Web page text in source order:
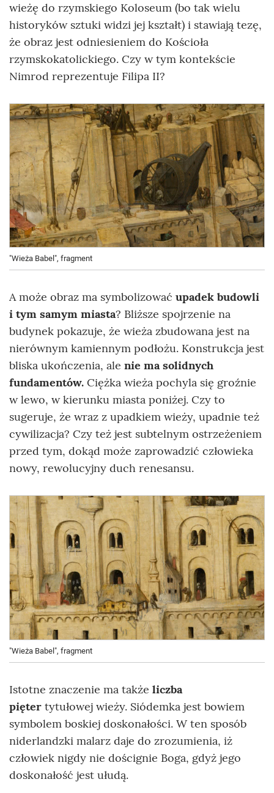
wieżę do rzymskiego Koloseum (bo tak wielu
historyków sztuki widzi jej kształt) i stawiają tezę,
że obraz jest odniesieniem do Kościoła
rzymskokatolickiego. Czy w tym kontekście
Nimrod reprezentuje Filipa II?
"Wieża Babel", fragment
A może obraz ma symbolizować upadek budowli
i tym samym miasta? Bliższe spojrzenie na
budynek pokazuje, że wieża zbudowana jest na
nierównym kamiennym podłożu. Konstrukcja jest
bliska ukończenia, ale nie ma solidnych
fundamentów. Ciężka wieża pochyla się groźnie
w lewo, w kierunku miasta poniżej. Czy to
sugeruje, że wraz z upadkiem wieży, upadnie też
cywilizacja? Czy też jest subtelnym ostrzeżeniem
przed tym, dokąd może zaprowadzić człowieka
nowy, rewolucyjny duch renesansu.
"Wieża Babel", fragment
Istotne znaczenie ma także liczba
pięter tytułowej wieży. Siódemka jest bowiem
symbolem boskiej doskonałości. W ten sposób
niderlandzki malarz daje do zrozumienia, iż
człowiek nigdy nie doścignie Boga, gdyż jego
doskonałość jest ułudą.